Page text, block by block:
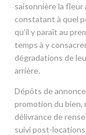
saisonnière la
constatant à quel
qu’il y paraît au
temps à y
dégradations de
arrière.
Dépôts de
promotion du bien,
délivrance de
suivi post-